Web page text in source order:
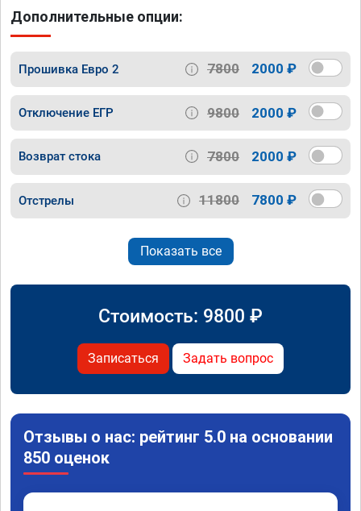
Дополнительные опции:
Прошивка Евро 2 7800 2000 ₽
Отключение ЕГР 9800 2000 ₽
Возврат стока 7800 2000 ₽
Отстрелы 11800 7800 ₽
Показать все
Стоимость: 9800 ₽
Записаться Задать вопрос
Отзывы о нас: рейтинг 5.0 на основании
850 оценок